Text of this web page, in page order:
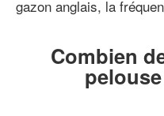
gazon anglais, la
Combien